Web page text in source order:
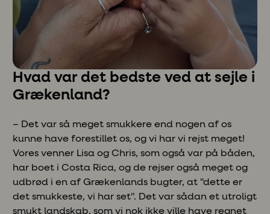
Hvad var det bedste ved at sejle i
Grækenland?
– Det var så meget smukkere end nogen af os
kunne have forestillet os, og vi har vi rejst meget!
Vores venner Lisa og Chris, som også var på båden,
har boet i Costa Rica, og de rejser også meget og
udbrød i en af Grækenlands bugter, at "dette er
det smukkeste, vi har set". Det var sådan et utroligt
smukt landskab, som vi nok ikke ville have regnet